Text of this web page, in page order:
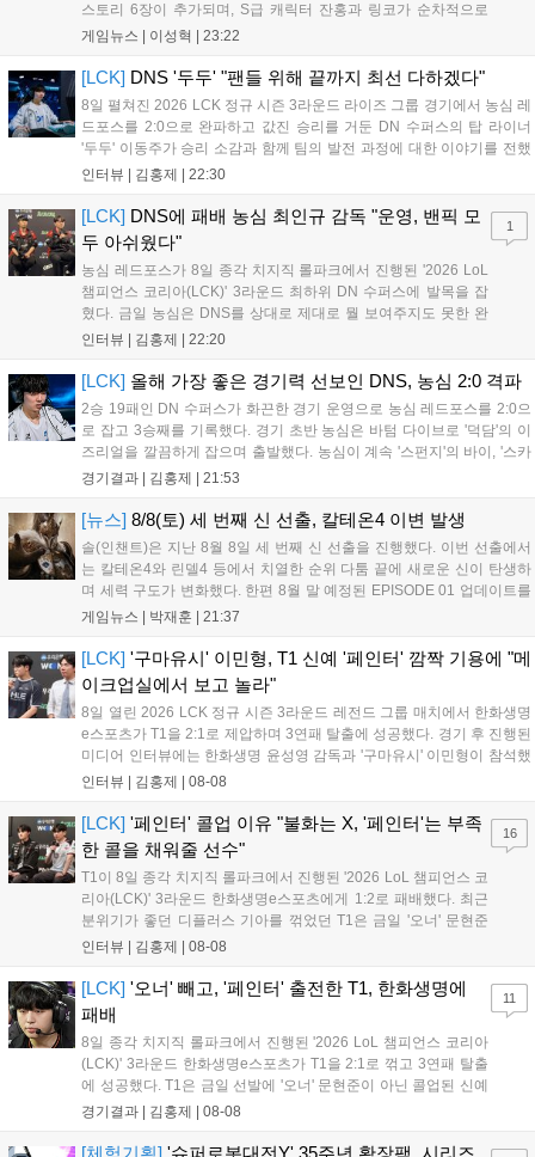
스토리 6장이 추가되며, S급 캐릭터 잔홍과 링코가 순차적으로
등장한다. 여름 시즌을 맞아 비치발리볼, 수상 오토바이 등 다채
의성도 강화된다. 8월 11일까지 사용 가능한 교환 코드 3종이 제
공되며, 상세 일정은 공식 채널을 통해 확인할 수 있다....
게임뉴스 | 이성혁 23:22
[LCK] DNS '두두' "팬들 위해 끝까지 최선 다하겠다"
8일 펼쳐진 2026 LCK 정규 시즌 3라운드 라이즈 그룹 경기에서 농심 레
드포스를 2:0으로 완파하고 값진 승리를 거둔 DN 수퍼스의 탑 라이너
'두두' 이동주가 승리 소감과 함께 팀의 발전 과정에 대한 이야기를 전했
다. 먼저 오랜만의 2:0 완승에 대해 '두두'는 "진짜 오랜만에 거둔 2:0 승
인터뷰 | 김홍제 22:30
[LCK] DNS에 패배 농심 최인규 감독 "운영, 밴픽 모
두 아쉬웠다"
농심 레드포스가 8일 종각 치지직 롤파크에서 진행된 '2026 LoL
챔피언스 코리아(LCK)' 3라운드 최하위 DN 수퍼스에 발목을 잡
혔다. 금일 농심은 DNS를 상대로 제대로 뭘 보여주지도 못한 완
패를 당하고 말았다. 이하 농심 레드포스 최인규 감독과 '리헨즈'
인규 감독 : 모든 경...
인터뷰 | 김홍제 22:20
1
[LCK] 올해 가장 좋은 경기력 선보인 DNS, 농심 2:0 격파
2승 19패인 DN 수퍼스가 화끈한 경기 운영으로 농심 레드포스를 2:0으
로 잡고 3승째를 기록했다. 경기 초반 농심은 바텀 다이브로 '덕담'의 이
즈리얼을 깔끔하게 잡으며 출발했다. 농심이 계속 '스펀지'의 바이, '스카
웃'의 신드라가 맹활약하며 초반부터 잡은 주도권을 계속 잘 굴렸다.
었...
경기결과 | 김홍제 21:53
[뉴스] 8/8(토) 세 번째 신 선출, 칼테온4 이변 발생
솔(인챈트)은 지난 8월 8일 세 번째 신 선출을 진행했다. 이번 선출에서
는 칼테온4와 린델4 등에서 치열한 순위 다툼 끝에 새로운 신이 탄생하
며 세력 구도가 변화했다. 한편 8월 말 예정된 EPISODE 01 업데이트를
통해 월드 콘텐츠가 추가될 예정이며, 이를 통해 추후 주신 및 절대신에
더욱 가속화될 전망이다....
게임뉴스 | 박재훈 21:37
[LCK] '구마유시' 이민형, T1 신예 '페인터' 깜짝 기용에 "메
이크업실에서 보고 놀라"
8일 열린 2026 LCK 정규 시즌 3라운드 레전드 그룹 매치에서 한화생명
e스포츠가 T1을 2:1로 제압하며 3연패 탈출에 성공했다. 경기 후 진행된
미디어 인터뷰에는 한화생명 윤성영 감독과 '구마유시' 이민형이 참석했
다. 먼저 승리 소감에 대해 윤성영 감독은 "오랜만에 승리해 기분이 좋고,
인터뷰 | 김홍제 08-08
[LCK] '페인터' 콜업 이유 "불화는 X, '페인터'는 부족
한 콜을 채워줄 선수"
T1이 8일 종각 치지직 롤파크에서 진행된 '2026 LoL 챔피언스 코
리아(LCK)' 3라운드 한화생명e스포츠에게 1:2로 패배했다. 최근
분위기가 좋던 디플러스 기아를 꺾었던 T1은 금일 '오너' 문현준
을 빼고 신예 '페인터' 김은후를 투입시키는 강수를 뒀으나 결국
즈' 김수환의 인터뷰 내...
인터뷰 | 김홍제 08-08
16
[LCK] '오너' 빼고, '페인터' 출전한 T1, 한화생명에
패배
8일 종각 치지직 롤파크에서 진행된 '2026 LoL 챔피언스 코리아
(LCK)' 3라운드 한화생명e스포츠가 T1을 2:1로 꺾고 3연패 탈출
에 성공했다. T1은 금일 선발에 '오너' 문현준이 아닌 콜업된 신예
'페인터' 김은후를 투입했지만, 결국 1:2로 패배하고 말았다. T1은
을 빼냈다....
경기결과 | 김홍제 08-08
11